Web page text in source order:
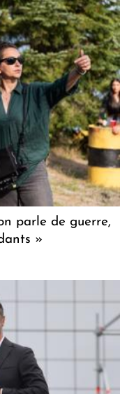
parle de guerre,
»